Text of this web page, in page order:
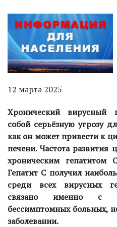
12 марта 2025
Хронический вирусный
собой серьёзную угрозу
как он может привести к
печени. Частота развития
хроническим гепатитом
Гепатит С получил
среди всех вирусных
связано именно с
бессимптомных больных,
заболевании.